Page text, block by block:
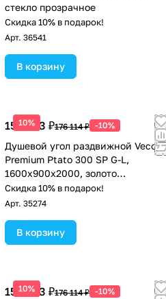
стекло прозрачное
Скидка 10% в подарок!
Арт. 36541
В корзину
10%
158 503 ₽176 114 ₽ -10%
Душевой угол раздвижной Veconi
Premium Ptato 300 SP G-L,
1600х900x2000, золото
брашированный, стекло
прозрачное
Скидка 10% в подарок!
Арт. 35274
В корзину
10%
158 503 ₽176 114 ₽ -10%